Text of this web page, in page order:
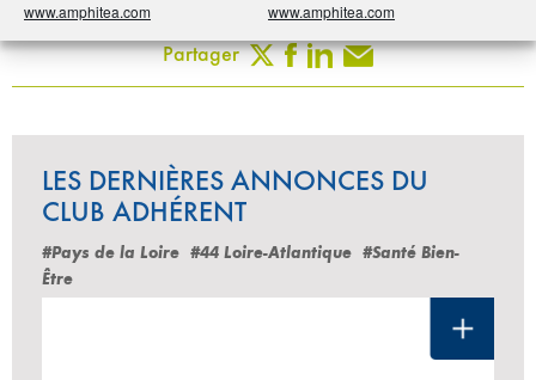
www.amphitea.com
www.amphitea.com
Partager
LES DERNIÈRES ANNONCES DU
CLUB ADHÉRENT
#Pays de la Loire #44 Loire-Atlantique #Santé Bien-
Être